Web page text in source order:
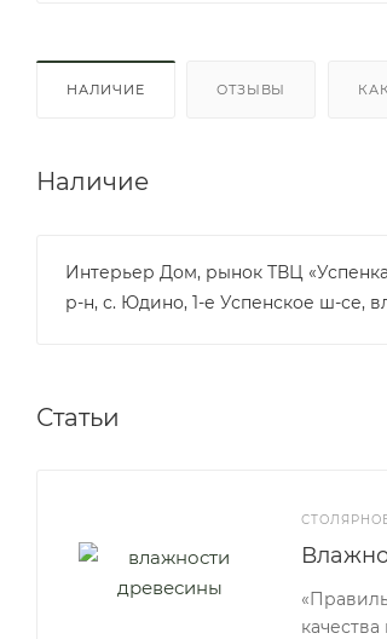
НАЛИЧИЕ ОТЗЫВЫ
Наличие
Интерьер Дом, рынок ТВЦ
р-н, с. Юдино, 1-е Успенское ш-се,
Статьи